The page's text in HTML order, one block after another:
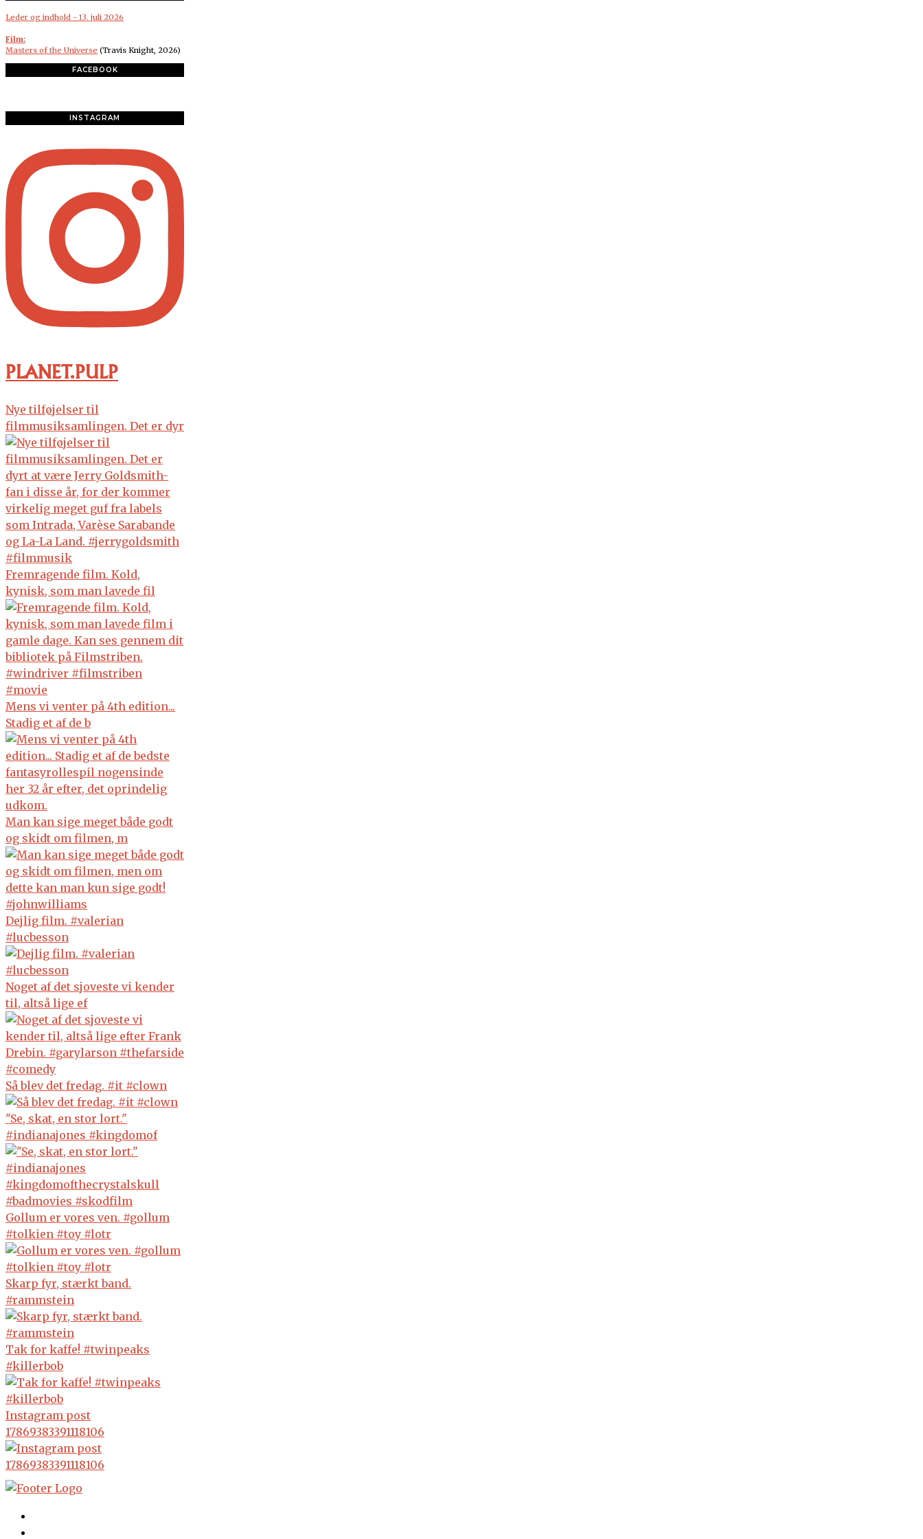
Leder og indhold - 13. juli 2026
Film:
Masters of the Universe (Travis Knight, 2026)
FACEBOOK
INSTAGRAM
PLANET.PULP
Nye tilføjelser til
filmmusiksamlingen. Det er dyr
Fremragende film. Kold,
kynisk, som man lavede fil
Mens vi venter på 4th edition...
Stadig et af de b
Man kan sige meget både godt
og skidt om filmen, m
Dejlig film. #valerian
#lucbesson
Noget af det sjoveste vi kender
til, altså lige ef
Så blev det fredag. #it #clown
"Se, skat, en stor lort."
#indianajones #kingdomof
Gollum er vores ven. #gollum
#tolkien #toy #lotr
Skarp fyr, stærkt band.
#rammstein
Tak for kaffe! #twinpeaks
#killerbob
Instagram post
17869383391118106